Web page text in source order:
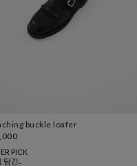
buckle loafer
PICK
담긴..